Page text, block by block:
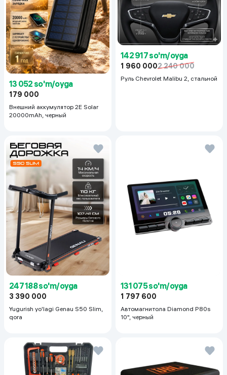
13 052 so'm/oyga
179 000
Внешний аккумулятор 2E Solar
20000mAh, черный
142 917 so'm/oyga
1 960 0002 240 000
Руль Chevrolet Malibu 2, cтальной
247 188 so'm/oyga
3 390 000
Yugurish yo'lagi Genau S50 Slim,
qora
131 075 so'm/oyga
1 797 600
Автомагнитола Diamond P80s
10", черный